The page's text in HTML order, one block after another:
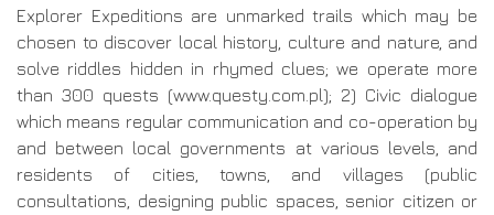
Explorer Expeditions are unmarked trails which may be
chosen to discover local history, culture and nature, and
solve riddles hidden in rhymed clues; we operate more
than 300 quests (www.questy.com.pl); 2) Civic dialogue
which means regular communication and co-operation by
and between local governments at various levels, and
residents of cities, towns, and villages (public
consultations, designing public spaces, senior citizen or